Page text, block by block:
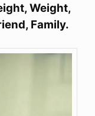
Weight,
Family.